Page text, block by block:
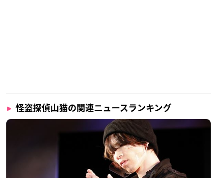
【スタッフ】
原作：「
」神永学（角川文庫）
主催：エイベックス・ピクチャーズ株式会社
怪盗探偵山猫の関連ニュースランキング